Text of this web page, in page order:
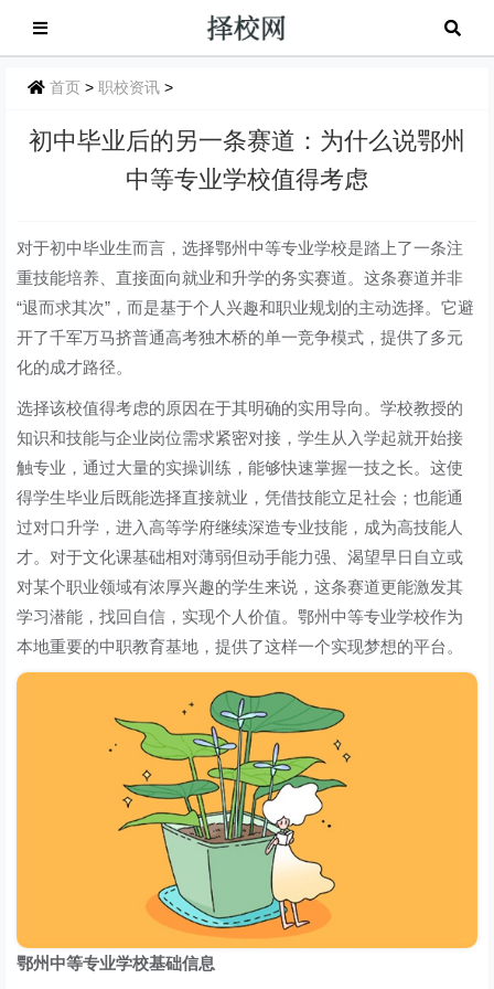
首页 >职校资讯 >
初中毕业后的另一条赛道：为什么说鄂州
中等专业学校值得考虑
对于初中毕业生而言，选择鄂州中等专业学校是踏上了一条注
重技能培养、直接面向就业和升学的务实赛道。这条赛道并非
“退而求其次”，而是基于个人兴趣和职业规划的主动选择。它避
开了千军万马挤普通高考独木桥的单一竞争模式，提供了多元
化的成才路径。
选择该校值得考虑的原因在于其明确的实用导向。学校教授的
知识和技能与企业岗位需求紧密对接，学生从入学起就开始接
触专业，通过大量的实操训练，能够快速掌握一技之长。这使
得学生毕业后既能选择直接就业，凭借技能立足社会；也能通
过对口升学，进入高等学府继续深造专业技能，成为高技能人
才。对于文化课基础相对薄弱但动手能力强、渴望早日自立或
对某个职业领域有浓厚兴趣的学生来说，这条赛道更能激发其
学习潜能，找回自信，实现个人价值。鄂州中等专业学校作为
本地重要的中职教育基地，提供了这样一个实现梦想的平台。
鄂州中等专业学校基础信息